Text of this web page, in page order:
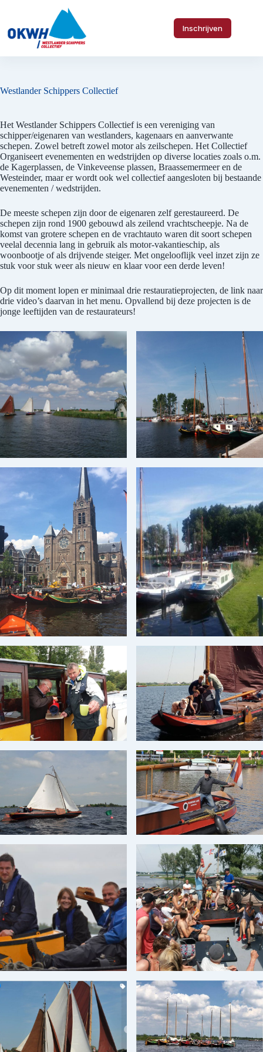
inhoud
Inschrijven
Westlander Schippers Collectief
Het Westlander Schippers Collectief is een vereniging van
schipper/eigenaren van westlanders, kagenaars en aanverwante
schepen. Zowel betreft zowel motor als zeilschepen. Het Collectief
Organiseert evenementen en wedstrijden op diverse locaties zoals o.m.
de Kagerplassen, de Vinkeveense plassen, Braassemermeer en de
Westeinder, maar er wordt ook wel collectief aangesloten bij bestaande
evenementen / wedstrijden.
De meeste schepen zijn door de eigenaren zelf gerestaureerd. De
schepen zijn rond 1900 gebouwd als zeilend vrachtscheepje. Na de
komst van grotere schepen en de vrachtauto waren dit soort schepen
veelal decennia lang in gebruik als motor-vakantieschip, als
woonbootje of als drijvende steiger. Met ongelooflijk veel inzet zijn ze
stuk voor stuk weer als nieuw en klaar voor een derde leven!
Op dit moment lopen er minimaal drie restauratieprojecten, de link naar
drie video’s daarvan in het menu. Opvallend bij deze projecten is de
jonge leeftijden van de restaurateurs!